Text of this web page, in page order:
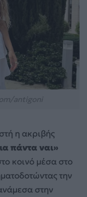
η ακριβής
πάντα ναι»
κοινό μέσα στο
την
στην